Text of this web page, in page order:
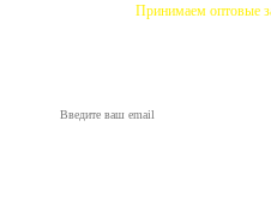
Принимаем оптовые